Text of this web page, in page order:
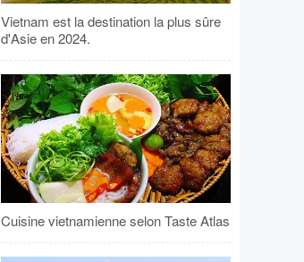
Vietnam est la destination la plus sûre
d'Asie en 2024.
Cuisine vietnamienne selon Taste Atlas